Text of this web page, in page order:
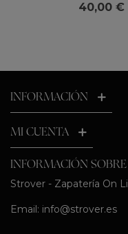
40,00 €
INFORMACIÓN
MI CUENTA
INFORMACIÓN
Strover - Zapatería On
Email: info@strover.es